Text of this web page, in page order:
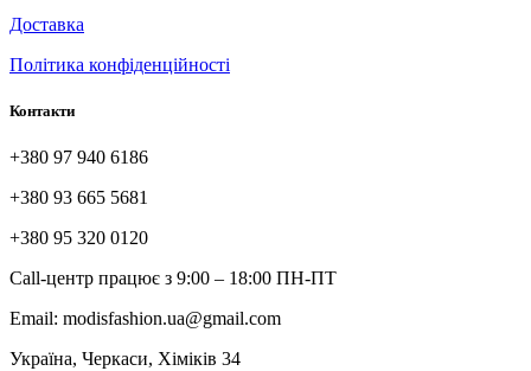
Доставка
Політика конфіденційності
Контакти
+380 97 940 6186
+380 93 665 5681
+380 95 320 0120
Call-центр працює з 9:00 – 18:00 ПН-ПТ
Email: modisfashion.ua@gmail.com
Україна, Черкаси, Хіміків 34